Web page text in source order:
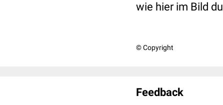
wie hier im Bild
© Copyright
Feedback